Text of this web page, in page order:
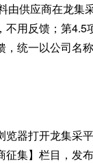
由供应商在龙集
不用反馈；第4.5
统一以公司名称
器打开龙集采
征集】栏目，发